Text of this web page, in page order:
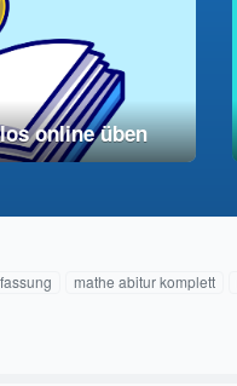
online üben
mathe abitur komplett